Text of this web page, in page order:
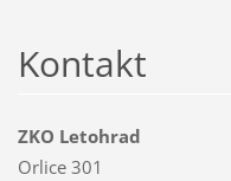
Kontakt
ZKO Letohrad
Orlice 301